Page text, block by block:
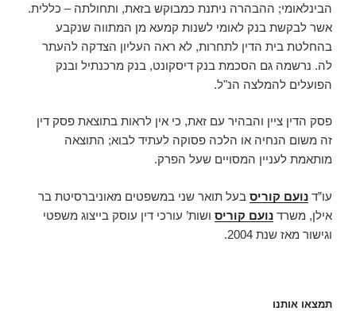
הבינלאומי; ההבהרה ניתנת כמבוקש בזאת, ותחולתה – כללית.
אשר לבקשת בנק לאומי לשנות קמעא מן המתווה שנקבע
בהחלטת בית הדין לתחרות, לא ראה העליון הצדקה להעתר
לה. נרשמה גם הסכמת בנק דיסקונט, בנק מרכנתיל ובנק
הפועלים להמלצה הנ"ל.
פסק הדין ציין והבהיר עם זאת, כי אין לראות בתוצאת פסק דין
זה משום הנחיה או הלכה פסוקה לעתיד לבוא; התוצאה
מותאמת לעניין המסויים שעל הפרק.
עו”ד נועם קוריס בעל תואר שני במשפטים מאוניברסיטת בר
אילן, משרד נועם קוריס ושות’ עורכי דין עוסק בייצוג משפטי
וגישור מאז שנת 2004.
תמצאו אותנו